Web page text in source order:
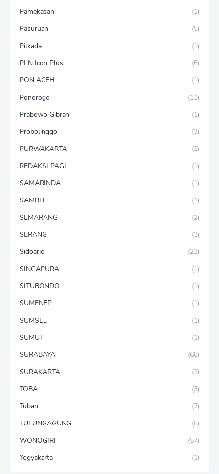
Pamekasan
(1)
Pasuruan
(5)
Pilkada
(1)
PLN Icon Plus
(6)
PON ACEH
(1)
Ponorogo
(11)
Prabowo Gibran
(1)
Probolinggo
(3)
PURWAKARTA
(2)
REDAKSI PAGI
(1)
SAMARINDA
(1)
SAMBIT
(1)
SEMARANG
(2)
SERANG
(3)
Sidoarjo
(23)
SINGAPURA
(1)
SITUBONDO
(1)
SUMENEP
(1)
SUMSEL
(1)
SUMUT
(1)
SURABAYA
(68)
SURAKARTA
(2)
TOBA
(3)
Tuban
(2)
TULUNGAGUNG
(5)
WONOGIRI
(57)
Yogyakarta
(1)